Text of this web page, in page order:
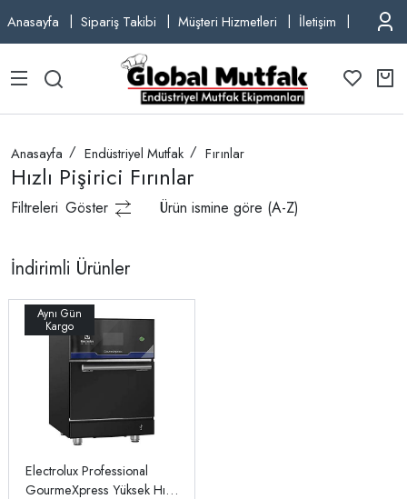
Anasayfa Sipariş Takibi Müşteri Hizmetleri İletişim TEL:
Anasayfa Endüstriyel Mutfak Fırınlar
Hızlı Pişirici Fırınlar
Filtreleri Göster Ürün ismine göre (A-Z)
İndirimli Ürünler
Electrolux Professional
GourmeXpress Yüksek Hızlı